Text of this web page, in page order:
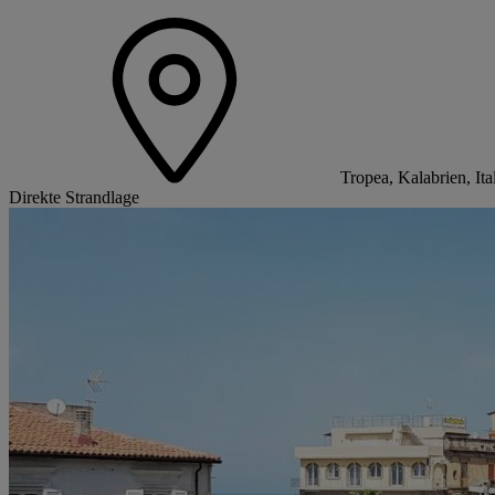
Tropea, Kalabrien,
Direkte Strandlage